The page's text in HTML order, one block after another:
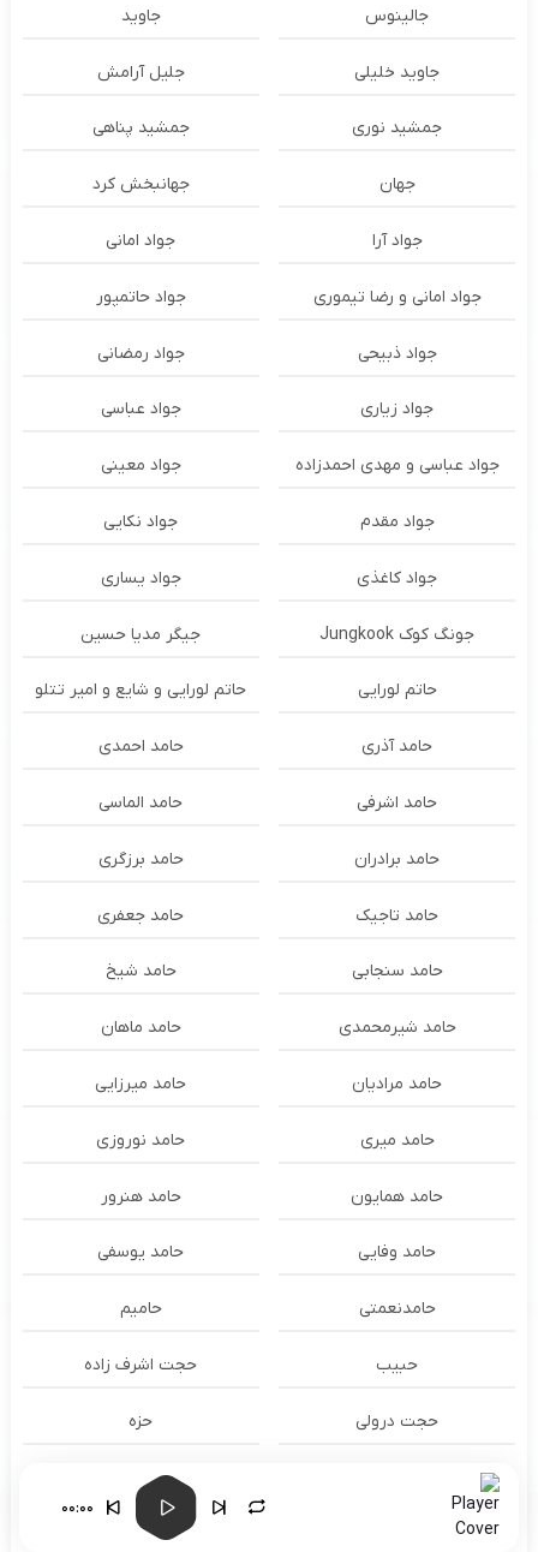
جالینوس جاوید
جاوید خلیلی جلیل آرامش
جمشید نوری جمشید پناهی
جهان جهانبخش کرد
جواد آرا جواد امانی
جواد امانی و رضا تیموری جواد حاتمپور
جواد ذبیحی جواد رمضانی
جواد زیاری جواد عباسی
جواد عباسی و مهدی احمدزاده جواد معینی
جواد مقدم جواد نکایی
جواد کاغذی جواد یساری
جونگ کوک Jungkook جیگر مدیا حسین
حاتم لورایی حاتم لورایی و شایع و امیر تتلو
حامد آذری حامد احمدی
حامد اشرفی حامد الماسی
حامد برادران حامد برزگری
حامد تاجیک حامد جعفری
حامد سنجابی حامد شیخ
حامد شیرمحمدی حامد ماهان
حامد مرادیان حامد میرزایی
حامد میری حامد نوروزی
حامد همایون حامد هنرور
حامد وفایی حامد یوسفی
حامدنعمتی حامیم
حبیب حجت اشرف زاده
حجت درولی حزه
حسام الدین سراج
حسام الدین موسوی و طهمورث حسام حیدری
00:00